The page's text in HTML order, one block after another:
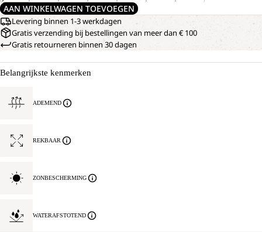
AAN WINKELWAGEN TOEVOEGEN
Levering binnen 1-3 werkdagen
Gratis verzending bij bestellingen van meer dan € 100
Gratis retourneren binnen 30 dagen
Belangrijkste kenmerken
ADEMEND
REKBAAR
ZONBESCHERMING
WATERAFSTOTEND